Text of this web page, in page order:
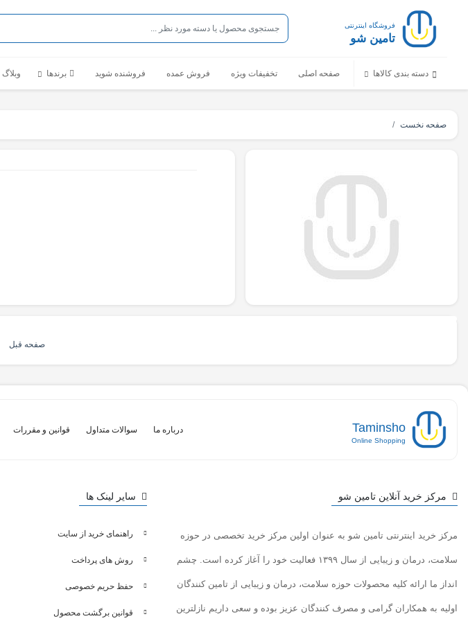
فروشگاه اینترنتی
تامین شو
دسته بندی کالاها صفحه اصلی تخفیفات ویژه فروش عمده فروشنده شوید برندها وبلاگ
صفحه نخست
صفحه قبل
Taminsho
Online Shopping
درباره ما سوالات متداول قوانین و مقررات
مرکز خرید آنلاین تامین شو
مرکز خرید اینترنتی تامین شو به عنوان اولین مرکز خرید تخصصی در حوزه
سلامت، درمان و زیبایی از سال ۱۳۹۹ فعالیت خود را آغاز کرده است. چشم
انداز ما ارائه کلیه محصولات حوزه سلامت، درمان و زیبایی از تامین کنندگان
اولیه به همکاران گرامی و مصرف کنندگان عزیز بوده و سعی داریم نازلترین
سایر لینک ها
راهنمای خرید از سایت
روش های پرداخت
حفظ حریم خصوصی
قوانین برگشت محصول